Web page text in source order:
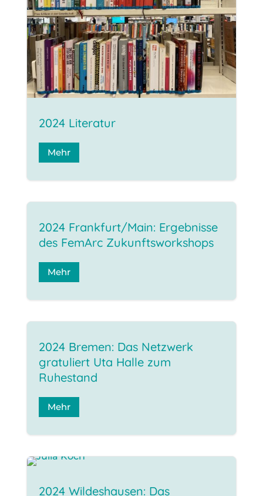
2024 Literatur
Mehr
2024 Frankfurt/Main: Ergebnisse
des FemArc Zukunftsworkshops
Mehr
2024 Bremen: Das Netzwerk
gratuliert Uta Halle zum
Ruhestand
Mehr
2024 Wildeshausen: Das